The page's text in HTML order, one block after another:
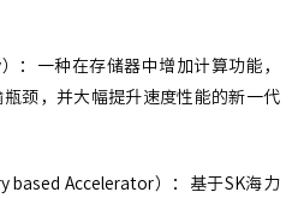
：一种在存储器中增加计算功能，
颈，并大幅提升速度性能的新一代
based Accelerator）：基于SK海力